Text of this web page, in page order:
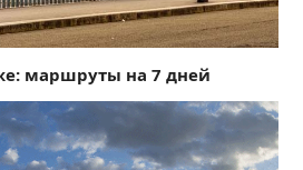
маршруты на 7 дней